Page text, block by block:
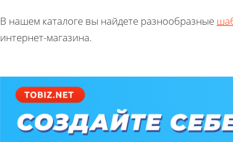
В нашем каталоге вы найдете разнообразные
интернет-магазина.